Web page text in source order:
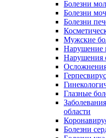
Болезни
Болезни
Болезни
Мужские
Нарушение
Нарушения
Глазные
области
Болезни